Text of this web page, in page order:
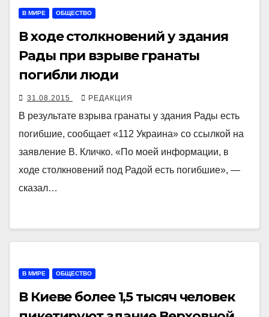
В МИРЕ ОБЩЕСТВО
В ходе столкновений у здания
Рады при взрыве гранаты
погибли люди
31.08.2015 РЕДАКЦИЯ
В результате взрыва гранаты у здания Рады есть
погибшие, сообщает «112 Украина» со ссылкой на
заявление В. Кличко. «По моей информации, в
ходе столкновений под Радой есть погибшие», —
сказал…
В МИРЕ ОБЩЕСТВО
В Киеве более 1,5 тысяч человек